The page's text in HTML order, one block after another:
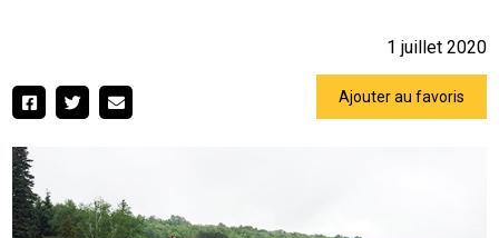
1 juillet 2020
Ajouter au favoris